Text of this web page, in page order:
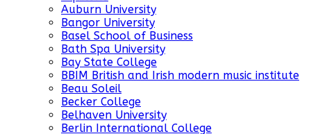
Auburn University
Bangor University
Basel School of Business
Bath Spa University
Bay State College
BBIM British and Irish modern music institute
Beau Soleil
Becker College
Belhaven University
Berlin International College